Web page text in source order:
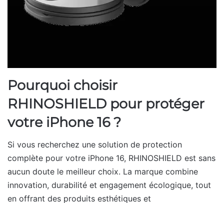
Pourquoi choisir
RHINOSHIELD pour protéger
votre iPhone 16 ?
Si vous recherchez une solution de protection
complète pour votre iPhone 16, RHINOSHIELD est sans
aucun doute le meilleur choix. La marque combine
innovation, durabilité et engagement écologique, tout
en offrant des produits esthétiques et